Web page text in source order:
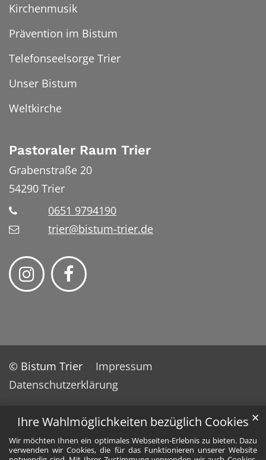
Ihre Wahlmöglichkeiten bezüglich Cookies
Wir möchten Ihnen ein optimales Webseiten-Erlebnis zu bieten. Dazu
verwenden wir Cookies, die für das Funktionieren unserer Website
✕
Kirchenmusik
Prävention im Bistum
Telefonseelsorge Trier
Unser Bistum
Weltkirche
Pastoraler Raum Trier
Grabenstraße 20
54290 Trier
0651 9794190
trier@bistum-trier.de
© Bistum Trier
Impressum
Datenschutzerklärung